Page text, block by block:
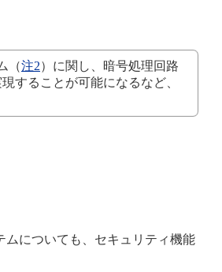
（注2）に関し、暗号処理回路
することが可能になるなど、
についても、セキュリティ機能